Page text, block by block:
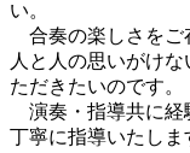
い。
合奏の楽しさをご
人と人の思いがけ
ただきたいのです。
演奏・指導共に経
丁寧に指導いたしま